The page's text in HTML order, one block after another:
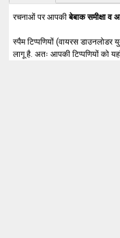
रचनाओं पर आपकीबेबाक समीक्षा व
स्पैम टिप्पणियों (वायरस डाउनलोडर
लागू है. अतः आपकी टिप्पणियों को